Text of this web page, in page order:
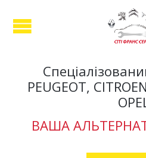
PEUGEOT,
ВАША